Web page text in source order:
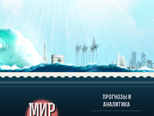
ПРОГНОЗЫ И
АНАЛИТИКА
О ПРОГРАММЕ
ОЦЕНКА ХАРАКТЕРA ЧЕЛОВЕКА